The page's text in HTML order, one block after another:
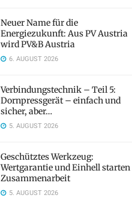
Neuer Name für die
Energiezukunft: Aus PV Austria
wird PV&B Austria
6. AUGUST 2026
Verbindungstechnik – Teil 5:
Dornpressgerät – einfach und
sicher, aber…
5. AUGUST 2026
Geschütztes Werkzeug:
Wertgarantie und Einhell starten
Zusammenarbeit
5. AUGUST 2026